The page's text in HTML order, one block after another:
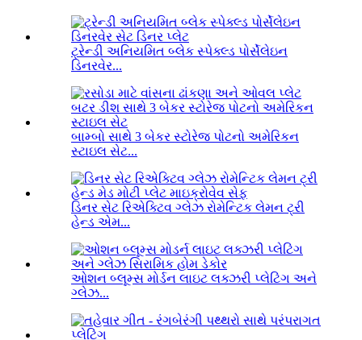
ટ્રેન્ડી અનિયમિત બ્લેક સ્પેક્લ્ડ પોર્સેલેઇન
ડિનરવેર...
બામ્બો સાથે 3 બેકર સ્ટોરેજ પોટનો અમેરિકન
સ્ટાઇલ સેટ...
ડિનર સેટ રિએક્ટિવ ગ્લેઝ રોમેન્ટિક લેમન ટ્રી
હેન્ડ એમ...
ઓશન બ્લૂમ્સ મોર્ડન લાઇટ લક્ઝરી પ્લેટિંગ અને
ગ્લેઝ...